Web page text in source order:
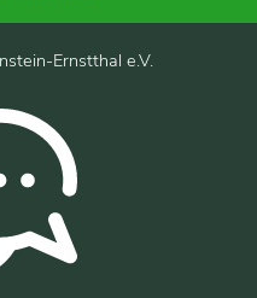
Ernstthal e.V.